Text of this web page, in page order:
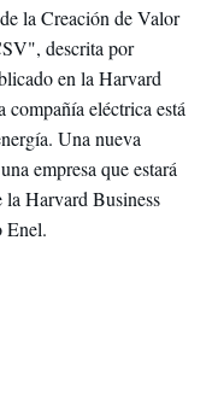
la Creación de Valor
descrita por
en la Harvard
eléctrica está
Una nueva
empresa que estará
la Harvard Business
Enel.